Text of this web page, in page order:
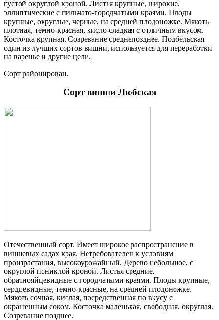
густой округлой кроной. Листья крупные, широкие,
эллиптические с пильчато-городчатыми краями. Плоды
крупные, округлые, черные, на средней плодоножке. Мякоть
плотная, темно-красная, кисло-сладкая с отличным вкусом.
Косточка крупная. Созревание среднепозднее. Подбельская
один из лучших сортов вишни, используется для переработки
на варенье и другие цели.
Сорт районирован.
Сорт вишни Любская
Отечественный сорт. Имеет широкое распространение в
вишневых садах края. Нетребователен к условиям
произрастания, высокоурожайный. Дерево небольшое, с
округлой пониклой кроной. Листья средние,
обратнояйцевидные с городчатыми краями. Плоды крупные,
сердцевидные, темно-красные, на средней плодоножке.
Мякоть сочная, кислая, посредственная по вкусу с
окрашенным соком. Косточка маленькая, свободная, округлая.
Созревание позднее.